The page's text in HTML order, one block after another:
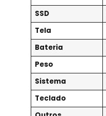
SSD
Tela
Bateria
Peso
Sistema
Teclado